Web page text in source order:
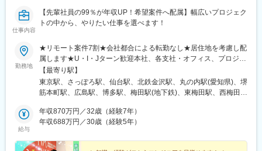
仕事内容
【先輩社員の99％が年収UP！希望案件へ配属】幅広いプロジェク
トの中から、やりたい仕事を選べます！
勤務地
★リモート案件7割★会社都合による転勤なし★居住地を考慮し配
属します★U・I・Jターン歓迎本社、各支社・オフィス、プロジェ
クト先※プロジェクトによりリモートあり（業務に慣れれば、フル
リモート・完全在宅・テレワークの可能性もあり）＜勤務地＞北
海道、宮城、福島、東京、神奈川、埼玉、千葉、石川、愛知、静
島、福岡、熊本【本社】東京都千代田区丸の内二丁目6-1 丸の内
パークビルディング6階【支社・オフィス】北海道支社、東北支
ス、広島支社、九州支社、北九州オフィス、熊本オフィス※各支社
【最寄り駅】
東京駅、さっぽろ駅、仙台駅、北鉄金沢駅、丸の内駅(愛知県)、堺
筋本町駅、広島駅、博多駅、梅田駅(地下鉄)、東梅田駅、西梅田
島南方駅、京橋駅(大阪府)、南森町駅、中之島駅、呉服町駅(福岡
県)、中洲川端駅、千代県庁口駅、馬出九大病院前駅、祇園駅(福岡
駅、薬院大通駅、六本松駅、別府駅(福岡県)、西新駅、藤崎駅(福
給与
年収870万円／32歳（経験7年）
年収688万円／30歳（経験5年）